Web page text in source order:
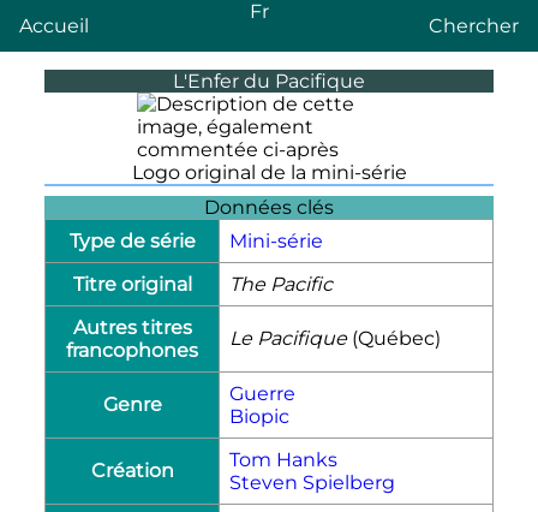
Accueil
Fr
Chercher
L'Enfer du Pacifique
Logo original de la mini-série
Données clés
Type de série
Mini-série
Titre original
The Pacific
Autres titres
francophones
Le Pacifique(Québec)
Genre
Guerre
Biopic
Création
Tom Hanks
Steven Spielberg